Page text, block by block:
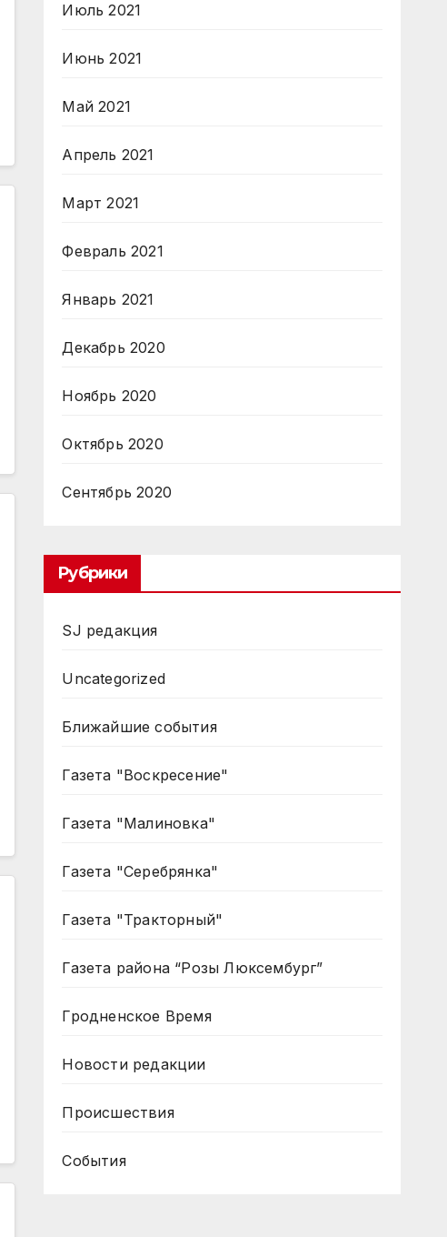
Июль 2021
Июнь 2021
Май 2021
Апрель 2021
Март 2021
Февраль 2021
Январь 2021
Декабрь 2020
Ноябрь 2020
Октябрь 2020
Сентябрь 2020
Рубрики
SJ редакция
Uncategorized
Ближайшие события
Газета "Воскресение"
Газета "Малиновка"
Газета "Серебрянка"
Газета "Тракторный"
Газета района “Розы Люксембург”
Гродненское Время
Новости редакции
Происшествия
События